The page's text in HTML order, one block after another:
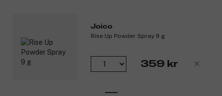
Joico
Rise Up Powder Spray 9 g
359 kr